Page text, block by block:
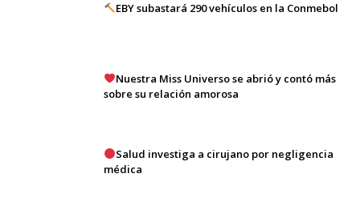
EBY subastará 290 vehículos en la Conmebol
Nuestra Miss Universo se abrió y contó más
sobre su relación amorosa
Salud investiga a cirujano por negligencia
médica